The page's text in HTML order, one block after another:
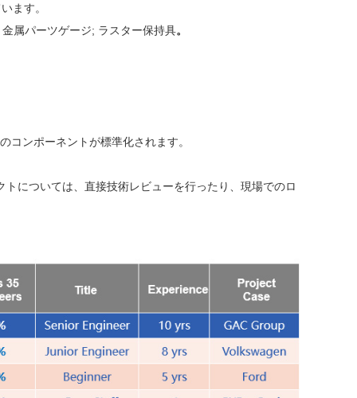
ます。
属パーツゲージ; ラスター保持具。
コンポーネントが標準化されます。
については、直接技術レビューを行ったり、現場でのロ